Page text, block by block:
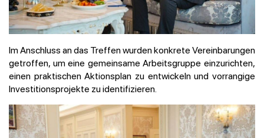
Im Anschluss an das Treffen wurden konkrete Vereinbarungen
getroffen, um eine gemeinsame Arbeitsgruppe einzurichten,
einen praktischen Aktionsplan zu entwickeln und vorrangige
Investitionsprojekte zu identifizieren.